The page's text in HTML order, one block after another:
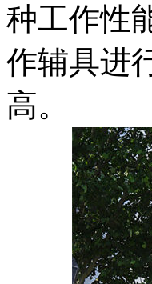
种工作性
作辅具进
高。